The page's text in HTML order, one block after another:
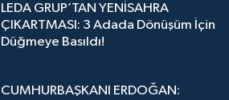
LEDA GRUP’TAN YENİSAHRA
ÇIKARTMASI: 3 Adada Dönüşüm İçin
Düğmeye Basıldı!
CUMHURBAŞKANI ERDOĞAN: